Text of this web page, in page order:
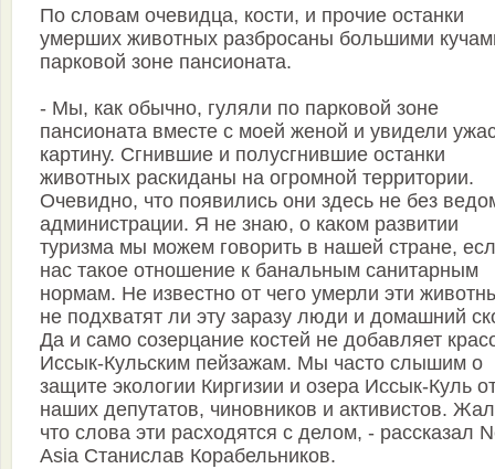
По словам очевидца, кости, и прочие останки
умерших животных разбросаны большими
парковой зоне пансионата.
- Мы, как обычно, гуляли по парковой зоне
пансионата вместе с моей женой и увидели
картину. Сгнившие и полусгнившие останки
животных раскиданы на огромной территории.
Очевидно, что появились они здесь не без
администрации. Я не знаю, о каком развитии
туризма мы можем говорить в нашей стране,
нас такое отношение к банальным санитарным
нормам. Не известно от чего умерли эти
не подхватят ли эту заразу люди и домашний
Да и само созерцание костей не добавляет
Иссык-Кульским пейзажам. Мы часто слышим о
защите экологии Киргизии и озера Иссык-Куль
наших депутатов, чиновников и активистов.
что слова эти расходятся с делом, - рассказал
Asia Станислав Корабельников.